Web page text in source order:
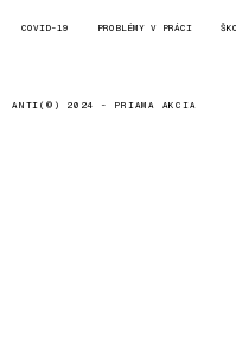
COVID-19 PROBLÉMY V PRÁCI
ANTI(©) 2024 - PRIAMA AKCIA